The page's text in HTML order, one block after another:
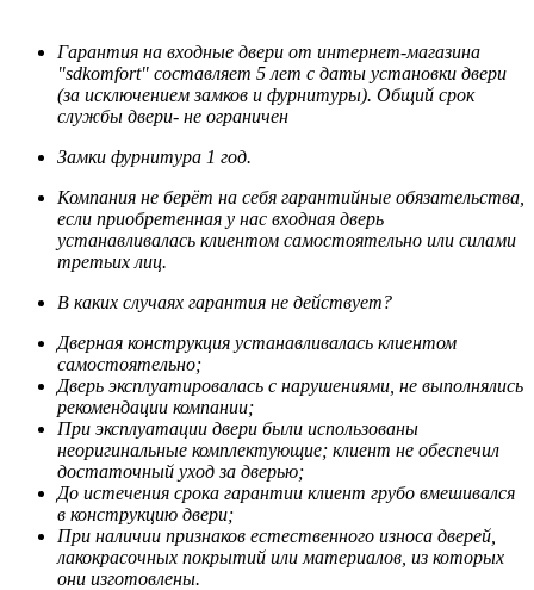
Гарантия на входные двери от интернет-магазина
"sdkomfort" составляет 5 лет с даты установки двери
(за исключением замков и фурнитуры). Общий срок
службы двери- не ограничен
Замки фурнитура 1 год.
Компания не берёт на себя гарантийные обязательства,
если приобретенная у нас входная дверь
устанавливалась клиентом самостоятельно или силами
третьих лиц.
В каких случаях гарантия не действует?
Дверная конструкция устанавливалась клиентом
самостоятельно;
Дверь эксплуатировалась с нарушениями, не выполнялись
рекомендации компании;
При эксплуатации двери были использованы
неоригинальные комплектующие; клиент не обеспечил
достаточный уход за дверью;
До истечения срока гарантии клиент грубо вмешивался
в конструкцию двери;
При наличии признаков естественного износа дверей,
лакокрасочных покрытий или материалов, из которых
они изготовлены.